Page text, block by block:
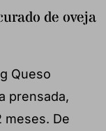
de oveja
Queso
prensada,
meses. De